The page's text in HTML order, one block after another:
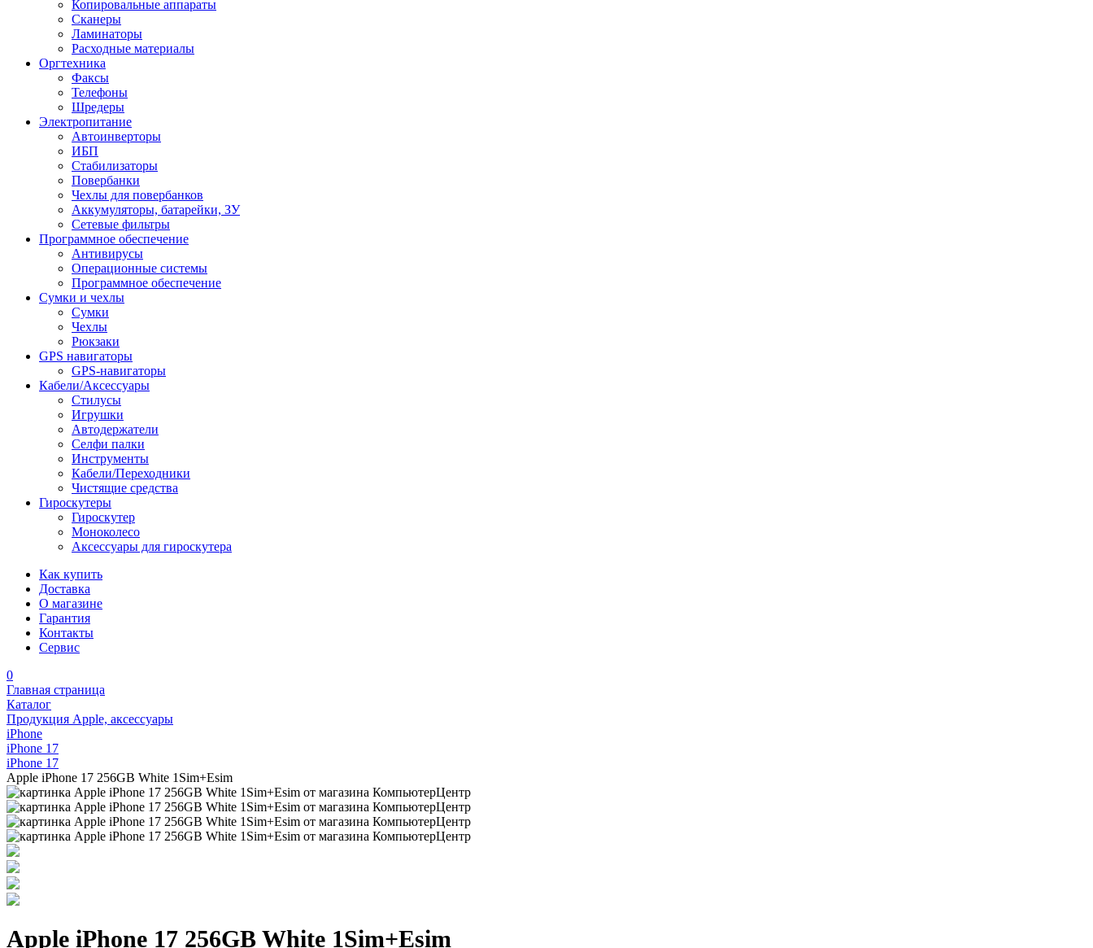
Копировальные аппараты
Сканеры
Ламинаторы
Расходные материалы
Оргтехника
Факсы
Телефоны
Шредеры
Электропитание
Автоинверторы
ИБП
Стабилизаторы
Повербанки
Чехлы для повербанков
Аккумуляторы, батарейки, ЗУ
Сетевые фильтры
Программное обеспечение
Антивирусы
Операционные системы
Программное обеспечение
Сумки и чехлы
Сумки
Чехлы
Рюкзаки
GPS навигаторы
GPS-навигаторы
Кабели/Аксессуары
Стилусы
Игрушки
Автодержатели
Селфи палки
Инструменты
Кабели/Переходники
Чистящие средства
Гироскутеры
Гироскутер
Моноколесо
Аксессуары для гироскутера
Как купить
Доставка
О магазине
Гарантия
Контакты
Сервис
0
Главная страница
Каталог
Продукция Apple, аксессуары
iPhone
iPhone 17
iPhone 17
Apple iPhone 17 256GB White 1Sim+Esim
Apple iPhone 17 256GB White 1Sim+Esim